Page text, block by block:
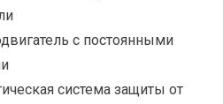
с постоянными
система защиты от